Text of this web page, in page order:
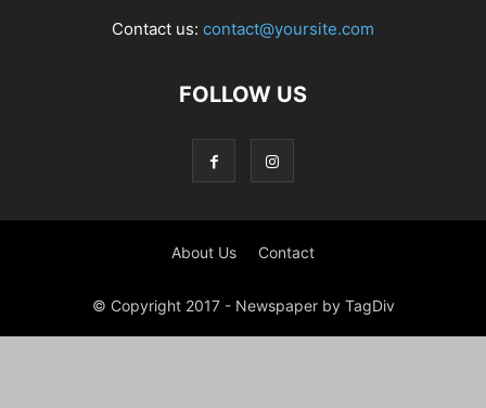
Contact us: contact@yoursite.com
FOLLOW US
About Us Contact
© Copyright 2017 - Newspaper by TagDiv